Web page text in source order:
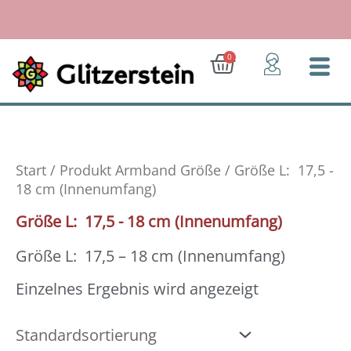
springen
0
Warenkorb
Start / Produkt Armband Größe / Größe L: 17,5 -
18 cm (Innenumfang)
Größe L: 17,5 - 18 cm (Innenumfang)
Größe L: 17,5 – 18 cm (Innenumfang)
Einzelnes Ergebnis wird angezeigt